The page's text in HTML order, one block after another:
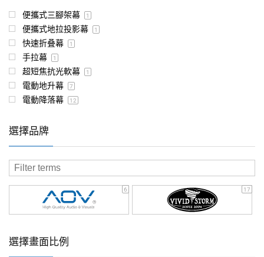
便攜式三腳架幕 1
便攜式地拉投影幕 1
快速折叠幕 1
手拉幕 1
超短焦抗光軟幕 1
電動地升幕 7
電動降落幕 12
選擇品牌
6 17
選擇畫面比例